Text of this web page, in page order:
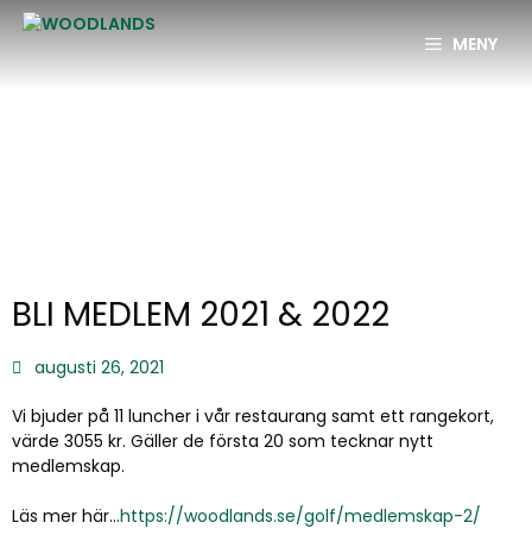
MENY
BLI MEDLEM 2021 & 2022
augusti 26, 2021
Vi bjuder på 11 luncher i vår restaurang samt ett rangekort,
värde 3055 kr. Gäller de första 20 som tecknar nytt
medlemskap.
Läs mer här…https://woodlands.se/golf/medlemskap-2/